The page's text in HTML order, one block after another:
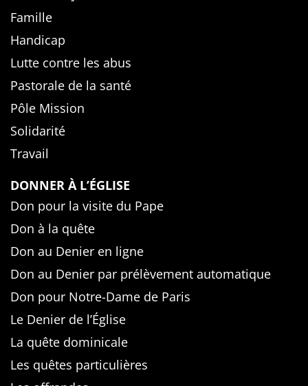
Famille
Handicap
Lutte contre les abus
Pastorale de la santé
Pôle Mission
Solidarité
Travail
DONNER À L’ÉGLISE
Don pour la visite du Pape
Don à la quête
Don au Denier en ligne
Don au Denier par prélèvement automatique
Don pour Notre-Dame de Paris
Le Denier de l’Église
La quête dominicale
Les quêtes particulières